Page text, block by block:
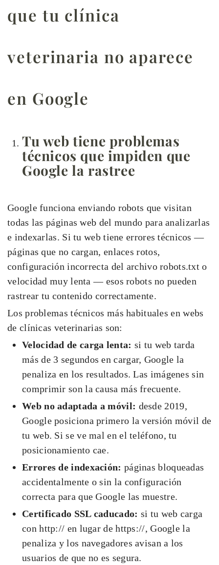
que tu clínica
veterinaria no aparece
en Google
Tu web tiene problemas
técnicos que impiden que
Google la rastree
Google funciona enviando robots que visitan
todas las páginas web del mundo para analizarlas
e indexarlas. Si tu web tiene errores técnicos —
páginas que no cargan, enlaces rotos,
configuración incorrecta del archivo robots.txt o
velocidad muy lenta — esos robots no pueden
rastrear tu contenido correctamente.
Los problemas técnicos más habituales en webs
de clínicas veterinarias son:
Velocidad de carga lenta: si tu web tarda
más de 3 segundos en cargar, Google la
penaliza en los resultados. Las imágenes sin
comprimir son la causa más frecuente.
Web no adaptada a móvil: desde 2019,
Google posiciona primero la versión móvil de
tu web. Si se ve mal en el teléfono, tu
posicionamiento cae.
Errores de indexación: páginas bloqueadas
accidentalmente o sin la configuración
correcta para que Google las muestre.
Certificado SSL caducado: si tu web carga
con http:// en lugar de https://, Google la
penaliza y los navegadores avisan a los
usuarios de que no es segura.